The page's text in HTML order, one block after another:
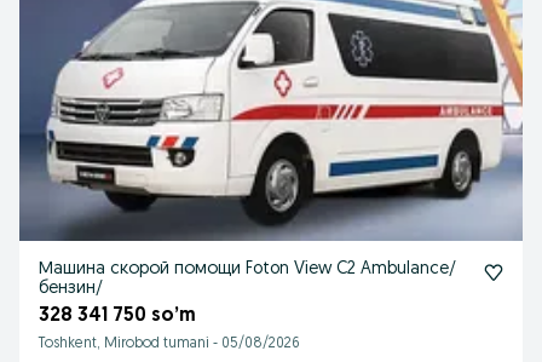
Машина скорой помощи Foton View C2 Ambulance/
бензин/
328 341 750 so’m
Toshkent, Mirobod tumani - 05/08/2026